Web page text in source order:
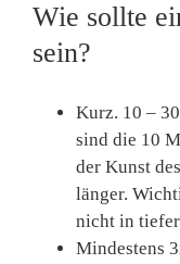
Wie sollte
sein?
Kurz. 10 –
sind die 10
der Kunst
länger.
nicht in
Mindestens